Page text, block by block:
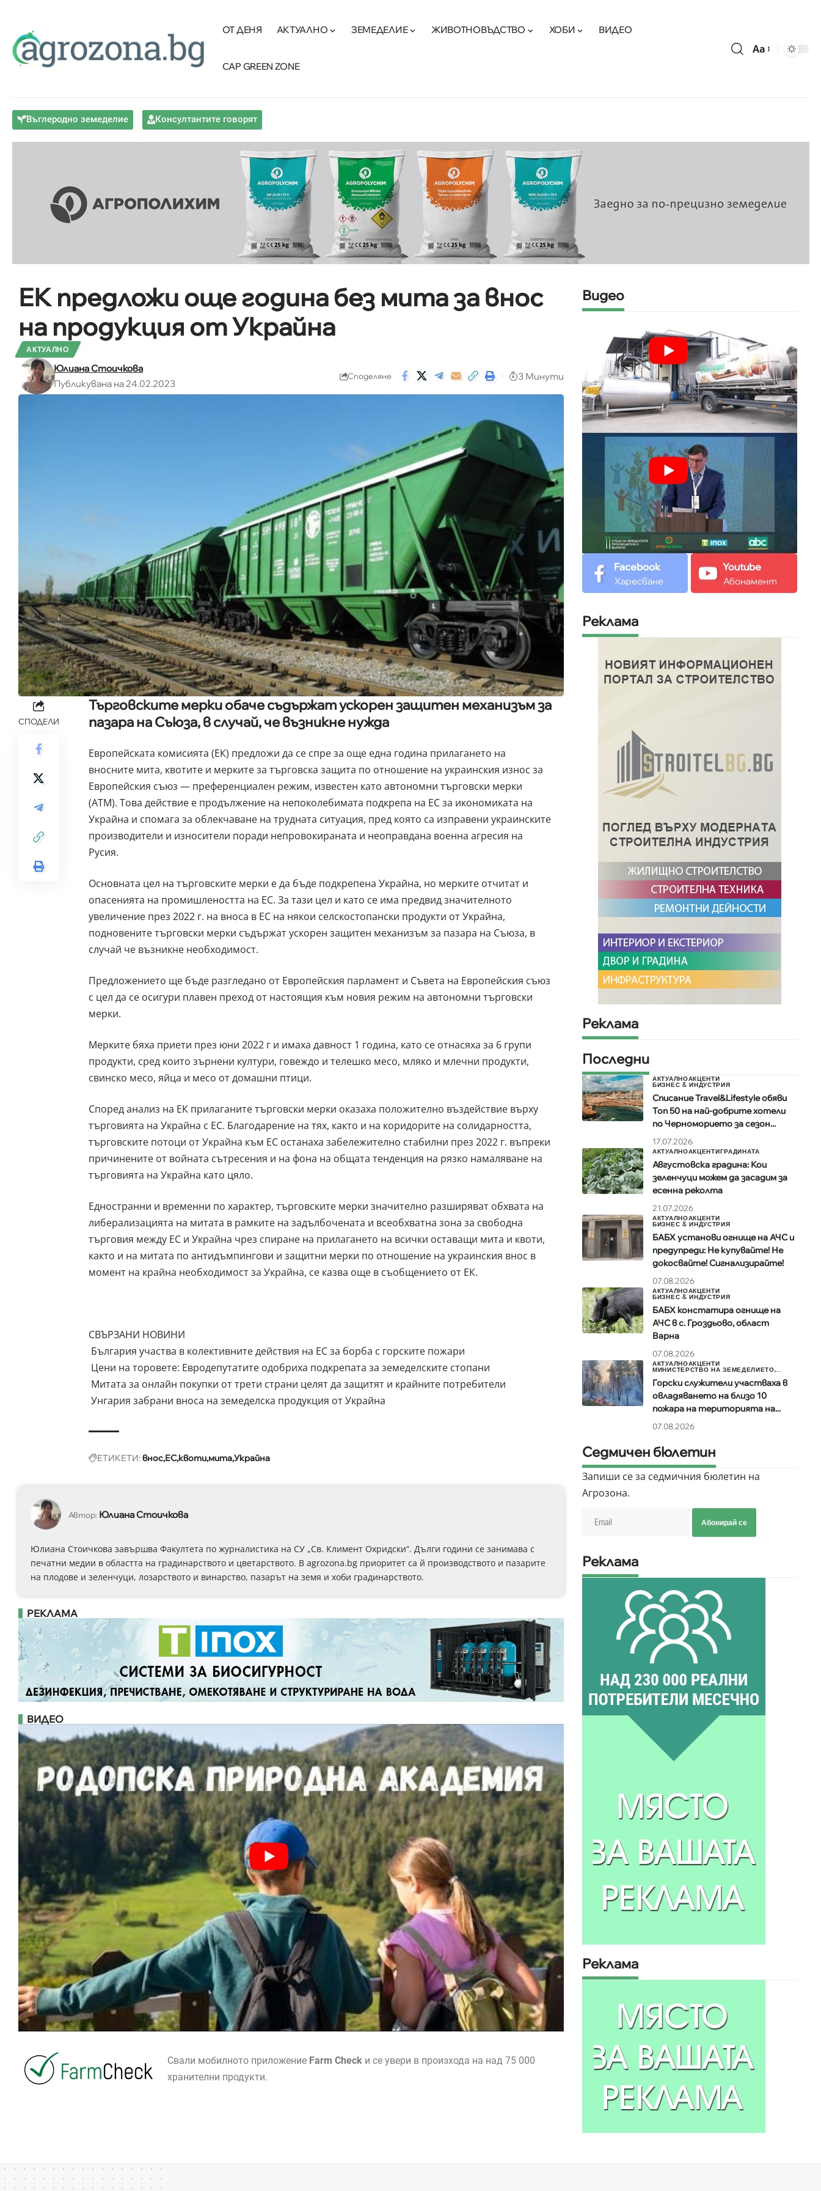
ОТ ДЕНЯ АКТУАЛНО ЗЕМЕДЕЛИЕ ЖИВОТНОВЪДСТВО ХОБИ ВИДЕО
CAP GREEN ZONE
Aa
Въглеродно земеделие Консултантите говорят
ЕК предложи още година без мита за внос
на продукция от Украйна
АКТУАЛНО
Юлиана Стоичкова
Публикувана на 24.02.2023
Споделяне 3 Минути
СПОДЕЛИ
Търговските мерки обаче съдържат ускорен защитен механизъм за
пазара на Съюза, в случай, че възникне нужда
Европейската комисията (ЕК) предложи да се спре за още една година прилагането на
вносните мита, квотите и мерките за търговска защита по отношение на украинския износ за
Европейския съюз — преференциален режим, известен като автономни търговски мерки
(АТМ). Това действие е продължение на непоколебимата подкрепа на ЕС за икономиката на
Украйна и спомага за облекчаване на трудната ситуация, пред която са изправени украинските
производители и износители поради непровокираната и неоправдана военна агресия на
Русия.
Основната цел на търговските мерки е да бъде подкрепена Украйна, но мерките отчитат и
опасенията на промишлеността на ЕС. За тази цел и като се има предвид значителното
увеличение през 2022 г. на вноса в ЕС на някои селскостопански продукти от Украйна,
подновените търговски мерки съдържат ускорен защитен механизъм за пазара на Съюза, в
случай че възникне необходимост.
Предложението ще бъде разгледано от Европейския парламент и Съвета на Европейския съюз
с цел да се осигури плавен преход от настоящия към новия режим на автономни търговски
мерки.
Мерките бяха приети през юни 2022 г и имаха давност 1 година, като се отнасяха за 6 групи
продукти, сред които зърнени култури, говеждо и телешко месо, мляко и млечни продукти,
свинско месо, яйца и месо от домашни птици.
Според анализ на ЕК прилаганите търговски мерки оказаха положително въздействие върху
търговията на Украйна с ЕС. Благодарение на тях, както и на коридорите на солидарността,
търговските потоци от Украйна към ЕС останаха забележително стабилни през 2022 г. въпреки
причинените от войната сътресения и на фона на общата тенденция на рязко намаляване на
търговията на Украйна като цяло.
Едностранни и временни по характер, търговските мерки значително разширяват обхвата на
либерализацията на митата в рамките на задълбочената и всеобхватна зона за свободна
търговия между ЕС и Украйна чрез спиране на прилагането на всички оставащи мита и квоти,
както и на митата по антидъмпингови и защитни мерки по отношение на украинския внос в
момент на крайна необходимост за Украйна, се казва още в съобщението от ЕК.
СВЪРЗАНИ НОВИНИ
България участва в колективните действия на ЕС за борба с горските пожари
Цени на торовете: Евродепутатите одобриха подкрепата за земеделските стопани
Митата за онлайн покупки от трети страни целят да защитят и крайните потребители
Унгария забрани вноса на земеделска продукция от Украйна
ЕТИКЕТИ:вносЕСквотимитаУкрайна
Автор: Юлиана Стоичкова
Юлиана Стоичкова завършва Факултета по журналистика на СУ „Св. Климент Охридски“. Дълги години се занимава с
печатни медии в областта на градинарството и цветарството. В agrozona.bg приоритет са й производството и пазарите
на плодове и зеленчуци, лозарството и винарство, пазарът на земя и хоби градинарството.
РЕКЛАМА
ВИДЕО
Свали мобилното приложение Farm Check и се увери в произхода на над 75 000
хранителни продукти.
Видео
Facebook
Харесване
Youtube
Абонамент
Реклама
Реклама
Последни
АКТУАЛНОАКЦЕНТИ
БИЗНЕС & ИНДУСТРИЯ
Списание Travel&Lifestyle обяви
Топ 50 на най-добрите хотели
по Черноморието за сезон...
17.07.2026
АКТУАЛНОАКЦЕНТИГРАДИНАТА
Августовска градина: Кои
зеленчуци можем да засадим за
есенна реколта
21.07.2026
АКТУАЛНОАКЦЕНТИ
БИЗНЕС & ИНДУСТРИЯ
БАБХ установи огнище на АЧС и
предупреди: Не купувайте! Не
докосвайте! Сигнализирайте!
07.08.2026
АКТУАЛНОАКЦЕНТИ
БИЗНЕС & ИНДУСТРИЯ
БАБХ констатира огнище на
АЧС в с. Гроздьово, област
Варна
07.08.2026
АКТУАЛНОАКЦЕНТИ
МИНИСТЕРСТВО НА ЗЕМЕДЕЛИЕТО,...
Горски служители участваха в
овладяването на близо 10
пожара на територията на...
07.08.2026
Седмичен бюлетин
Запиши се за седмичния бюлетин на
Агрозона.
Абонирай се
Реклама
Реклама